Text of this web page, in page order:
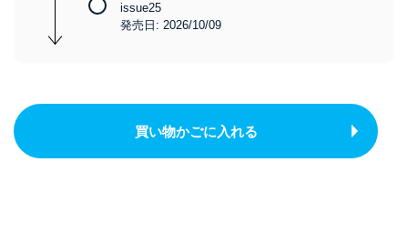
issue25
発売日: 2026/10/09
買い物かごに入れる